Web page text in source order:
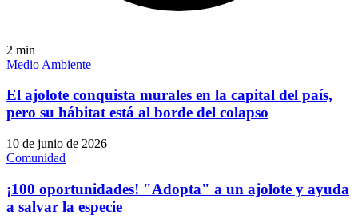
2 min
Medio Ambiente
El ajolote conquista murales en la capital del país,
pero su hábitat está al borde del colapso
10 de junio de 2026
Comunidad
¡100 oportunidades! "Adopta" a un ajolote y ayuda
a salvar la especie